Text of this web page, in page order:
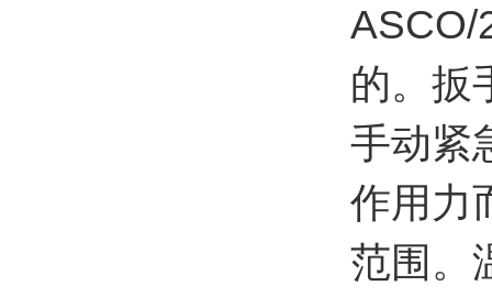
ASCO/
的。扳
手动紧
作用力
范围。